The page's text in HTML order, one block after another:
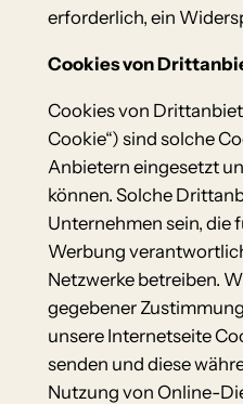
erforderlich, ein
Cookies von
Cookies von
Cookie“) sind solche
Anbietern eingesetzt
können. Solche
Unternehmen sein, die
Werbung
Netzwerke betreiben.
gegebener
unsere Internetseite
senden und diese
Nutzung von Online-